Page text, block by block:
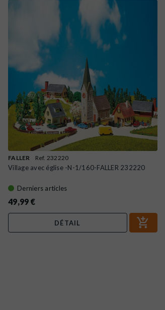
FALLER Ref. 232220
Village avec église -N-1/160-FALLER 232220
Derniers articles
49,99 €
DÉTAIL